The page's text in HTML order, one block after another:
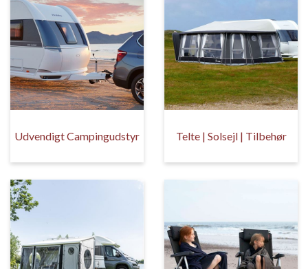
Udvendigt Campingudstyr Telte | Solsejl | Tilbehør